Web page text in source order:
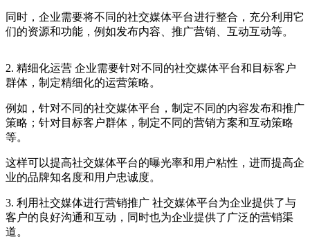
同时，企业需要将不同的社交媒体平台进行整合，充分利用它
们的资源和功能，例如发布内容、推广营销、互动互动等。
2. 精细化运营 企业需要针对不同的社交媒体平台和目标客户
群体，制定精细化的运营策略。
例如，针对不同的社交媒体平台，制定不同的内容发布和推广
策略；针对目标客户群体，制定不同的营销方案和互动策略
等。
这样可以提高社交媒体平台的曝光率和用户粘性，进而提高企
业的品牌知名度和用户忠诚度。
3. 利用社交媒体进行营销推广 社交媒体平台为企业提供了与
客户的良好沟通和互动，同时也为企业提供了广泛的营销渠
道。